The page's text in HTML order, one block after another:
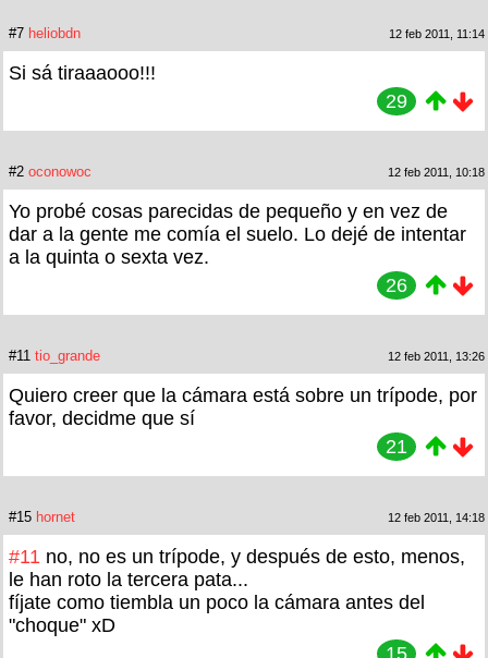
#7 heliobdn 12 feb 2011, 11:14
Si sá tiraaaooo!!!
29
#2 oconowoc 12 feb 2011, 10:18
Yo probé cosas parecidas de pequeño y en vez de
dar a la gente me comía el suelo. Lo dejé de intentar
a la quinta o sexta vez.
26
#11 tio_grande 12 feb 2011, 13:26
Quiero creer que la cámara está sobre un trípode, por
favor, decidme que sí
21
#15 hornet 12 feb 2011, 14:18
#11 no, no es un trípode, y después de esto, menos,
le han roto la tercera pata...
fíjate como tiembla un poco la cámara antes del
"choque" xD